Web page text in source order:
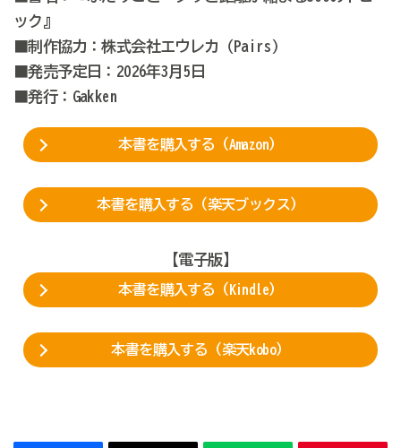
ック』
■制作協力：株式会社エウレカ（Pairs）
■発売予定日：2026年3月5日
■発行：Gakken
本書を購入する（Amazon）
本書を購入する（楽天ブックス）
【電子版】
本書を購入する（Kindle）
本書を購入する（楽天kobo）